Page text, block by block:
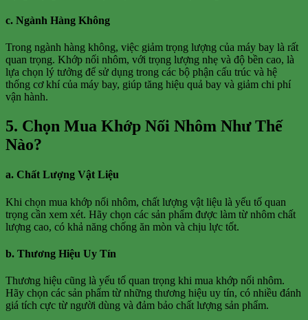
c. Ngành Hàng Không
Trong ngành hàng không, việc giảm trọng lượng của máy bay là rất
quan trọng. Khớp nối nhôm, với trọng lượng nhẹ và độ bền cao, là
lựa chọn lý tưởng để sử dụng trong các bộ phận cấu trúc và hệ
thống cơ khí của máy bay, giúp tăng hiệu quả bay và giảm chi phí
vận hành.
5. Chọn Mua Khớp Nối Nhôm Như Thế
Nào?
a. Chất Lượng Vật Liệu
Khi chọn mua khớp nối nhôm, chất lượng vật liệu là yếu tố quan
trọng cần xem xét. Hãy chọn các sản phẩm được làm từ nhôm chất
lượng cao, có khả năng chống ăn mòn và chịu lực tốt.
b. Thương Hiệu Uy Tín
Thương hiệu cũng là yếu tố quan trọng khi mua khớp nối nhôm.
Hãy chọn các sản phẩm từ những thương hiệu uy tín, có nhiều đánh
giá tích cực từ người dùng và đảm bảo chất lượng sản phẩm.